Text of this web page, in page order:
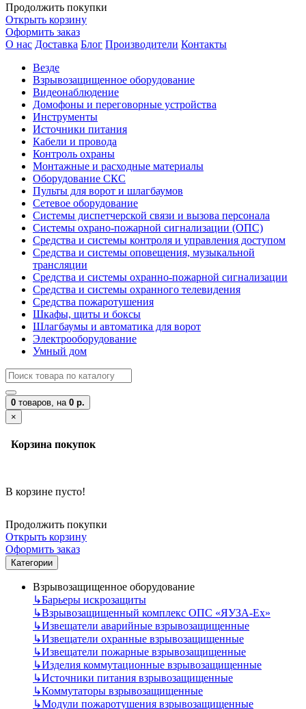
Продолжить покупки
Открыть корзину
Оформить заказ
О нас Доставка Блог Производители Контакты
Везде
Взрывозащищенное оборудование
Видеонаблюдение
Домофоны и переговорные устройства
Инструменты
Источники питания
Кабели и провода
Контроль охраны
Монтажные и расходные материалы
Оборудование СКС
Пульты для ворот и шлагбаумов
Сетевое оборудование
Системы диспетчерской связи и вызова персонала
Системы охрано-пожарной сигнализации (ОПС)
Средства и системы контроля и управления доступом
Средства и системы оповещения, музыкальной
трансляции
Средства и системы охранно-пожарной сигнализации
Средства и системы охранного телевидения
Средства пожаротушения
Шкафы, щиты и боксы
Шлагбаумы и автоматика для ворот
Электрооборудование
Умный дом
0 товаров, на 0 р.
×
Корзина покупок
В корзине пусто!
Продолжить покупки
Открыть корзину
Оформить заказ
Категории
Взрывозащищенное оборудование
↳Барьеры искрозащиты
↳Взрывозащищенный комплекс ОПС «ЯУЗА-Ех»
↳Извещатели аварийные взрывозащищенные
↳Извещатели охранные взрывозащищенные
↳Извещатели пожарные взрывозащищенные
↳Изделия коммутационные взрывозащищенные
↳Источники питания взрывозащищенные
↳Коммутаторы взрывозащищенные
↳Модули пожаротушения взрывозащищенные